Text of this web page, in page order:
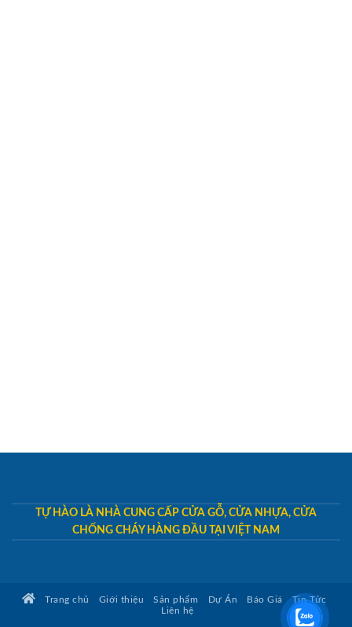
TỰ HÀO LÀ NHÀ CUNG CẤP CỬA GỖ, CỬA NHỰA, CỬA
CHỐNG CHÁY HÀNG ĐẦU TẠI VIỆT NAM
Trang chủ Giới thiệu Sản phẩm Dự Án Báo Giá
Tin Tức
Liên hệ